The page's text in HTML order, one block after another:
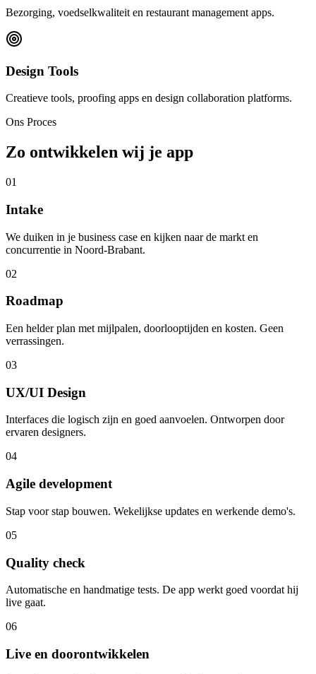
Bezorging, voedselkwaliteit en restaurant management apps.
Design Tools
Creatieve tools, proofing apps en design collaboration platforms.
Ons Proces
Zo ontwikkelen wij je app
01
Intake
We duiken in je business case en kijken naar de markt en
concurrentie in Noord-Brabant.
02
Roadmap
Een helder plan met mijlpalen, doorlooptijden en kosten. Geen
verrassingen.
03
UX/UI Design
Interfaces die logisch zijn en goed aanvoelen. Ontworpen door
ervaren designers.
04
Agile development
Stap voor stap bouwen. Wekelijkse updates en werkende demo's.
05
Quality check
Automatische en handmatige tests. De app werkt goed voordat hij
live gaat.
06
Live en doorontwikkelen